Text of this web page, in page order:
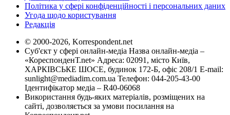
Політика у сфері конфіденційності і персональних даних
Угода щодо користування
Редакція
© 2000-2026, Korrespondent.net
Суб'єкт у сфері онлайн-медіа Назва онлайн-медіа –
«КореспонденТ.net» Адреса: 02091, місто Київ,
ХАРКІВСЬКЕ ШОСЕ, будинок 172-Б, офіс 208/1 E-mail:
sunlight@mediadim.com.ua Телефон: 044-205-43-00
Ідентифікатор медіа – R40-06068
Використання будь-яких матеріалів, розміщених на
сайті, дозволяється за умови посилання на